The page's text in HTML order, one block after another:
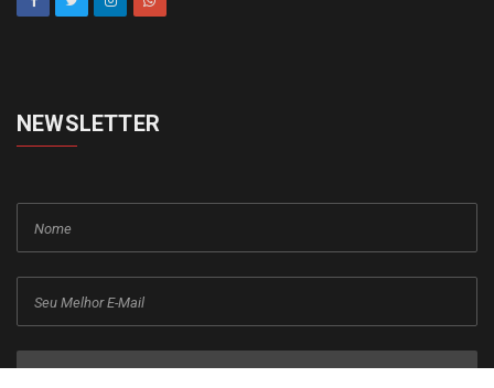
NEWSLETTER
cadastrar